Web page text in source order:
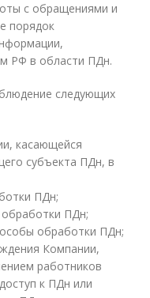
с обращениями и
порядок
РФ в области ПДн.
следующих
касающейся
субъекта ПДн, в
ПДн;
ПДн;
обработки ПДн;
Компании,
работников
к ПДн или